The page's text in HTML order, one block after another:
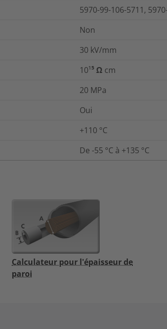
5970-99-106-5711,
Non
30 kV/mm
10¹⁵ Ω cm
20 MPa
Oui
+110 °C
De -55 °C à +135 °C
Calculateur pour l'épaisseur de
paroi